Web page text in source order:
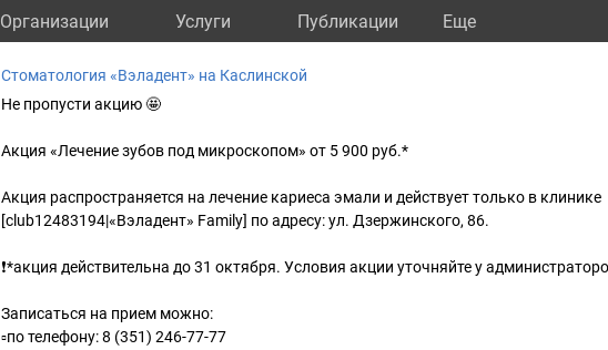
Организации Услуги Публикации Eще
Стоматология «Вэладент» на Каслинской
Не пропусти акцию 🤩
Акция «Лечение зубов под микроскопом» от 5 900 руб.*
Акция распространяется на лечение кариеса эмали и действует только в клинике
[club12483194|«Вэладент» Family] по адресу: ул. Дзержинского, 86.
❗*акция действительна до 31 октября. Условия акции уточняйте у
Записаться на прием можно:
▫по телефону: 8 (351) 246-77-77